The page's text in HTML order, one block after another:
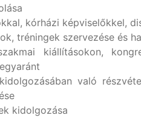
kórházi képviselőkkel,
tréningek szervezése és
kiállításokon,
való
kidolgozása